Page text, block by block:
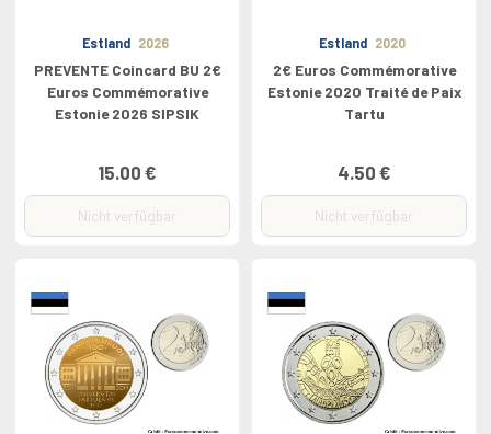
Estland 2026
PREVENTE Coincard BU 2€
Euros Commémorative
Estonie 2026 SIPSIK
15.00 €
Nicht verfügbar
Estland 2020
2€ Euros Commémorative
Estonie 2020 Traité de Paix
Tartu
4.50 €
Nicht verfügbar